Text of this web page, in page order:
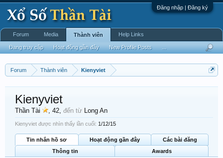
Đăng nhập | Đăng ký
Forum Thành viên Kienyviet
Kienyviet
Thần Tài , 42, đến từ Long An
Kienyviet được nhìn thấy lần cuối: 1/12/15
Tin nhắn hồ sơ Hoạt động gần đây
Các bài đăng
Thông tin
Awards
Forum Media Thành viên
Đang truy cập Hoạt động gần đây New Profile Posts
Help Links